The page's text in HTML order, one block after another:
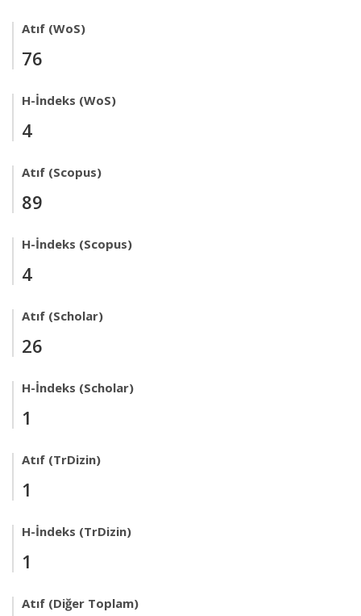
Atıf (WoS)
76
H-İndeks (WoS)
4
Atıf (Scopus)
89
H-İndeks (Scopus)
4
Atıf (Scholar)
26
H-İndeks (Scholar)
1
Atıf (TrDizin)
1
H-İndeks (TrDizin)
1
Atıf (Diğer Toplam)